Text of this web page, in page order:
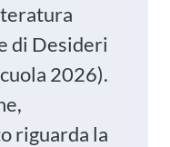
di Desideri
2026).
riguarda la